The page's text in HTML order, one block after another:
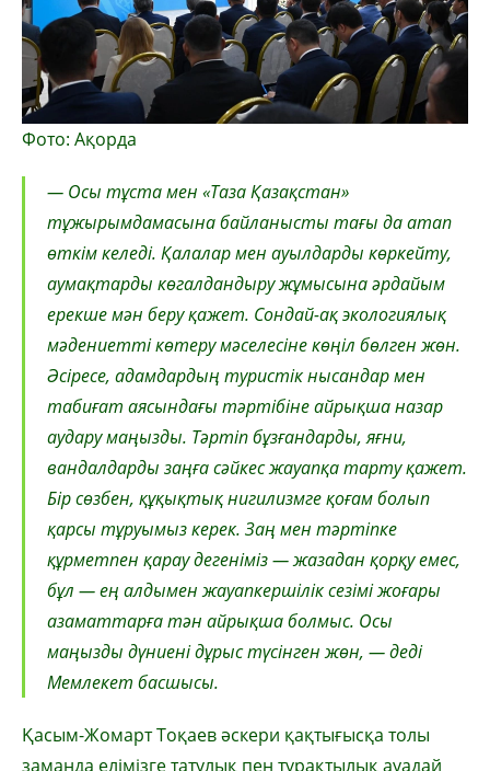
Фото: Ақорда
— Осы тұста мен «Таза Қазақстан»
тұжырымдамасына байланысты тағы да атап
өткім келеді. Қалалар мен ауылдарды көркейту,
аумақтарды көгалдандыру жұмысына әрдайым
ерекше мән беру қажет. Сондай-ақ экологиялық
мәдениетті көтеру мәселесіне көңіл бөлген жөн.
Әсіресе, адамдардың туристік нысандар мен
табиғат аясындағы тәртібіне айрықша назар
аудару маңызды. Тәртіп бұзғандарды, яғни,
вандалдарды заңға сәйкес жауапқа тарту қажет.
Бір сөзбен, құқықтық нигилизмге қоғам болып
қарсы тұруымыз керек. Заң мен тәртіпке
құрметпен қарау дегеніміз — жазадан қорқу емес,
бұл — ең алдымен жауапкершілік сезімі жоғары
азаматтарға тән айрықша болмыс. Осы
маңызды дүниені дұрыс түсінген жөн, — деді
Мемлекет басшысы.
Қасым-Жомарт Тоқаев әскери қақтығысқа толы
заманда елімізге татулық пен тұрақтылық ауадай